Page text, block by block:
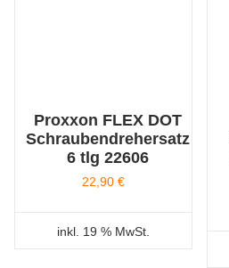
Proxxon FLEX DOT
Schraubendrehersatz
6 tlg 22606
22,90 €
inkl. 19 % MwSt.